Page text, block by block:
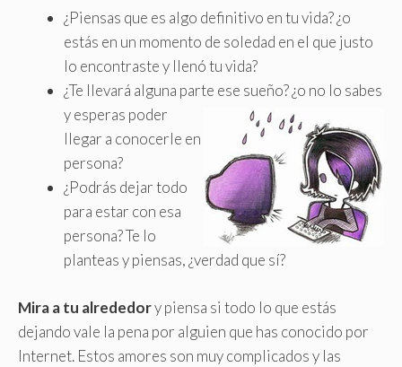
¿Piensas que es algo definitivo en tu vida? ¿o
estás en un momento de soledad en el que justo
lo encontraste y llenó tu vida?
¿Te llevará alguna parte ese sueño?¿o no lo sabes
y esperas poder
llegar a conocerle en
persona?
¿Podrás dejar todo
para estar con esa
persona? Te lo
planteas y piensas, ¿verdad que sí?
Mira a tu alrededory piensa si todo lo que estás
dejando vale la pena por alguien que has conocido por
Internet. Estos amores son muy complicados y las